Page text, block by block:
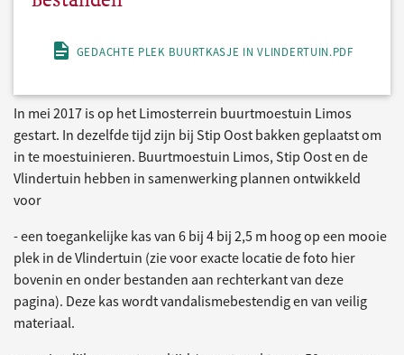
GEDACHTE PLEK BUURTKASJE IN VLINDERTUIN.PDF
In mei 2017 is op het Limosterrein buurtmoestuin Limos
gestart. In dezelfde tijd zijn bij Stip Oost bakken geplaatst om
in te moestuinieren. Buurtmoestuin Limos, Stip Oost en de
Vlindertuin hebben in samenwerking plannen ontwikkeld
voor
- een toegankelijke kas van 6 bij 4 bij 2,5 m hoog op een mooie
plek in de Vlindertuin (zie voor exacte locatie de foto hier
bovenin en onder bestanden aan rechterkant van deze
pagina). Deze kas wordt vandalismebestendig en van veilig
materiaal.